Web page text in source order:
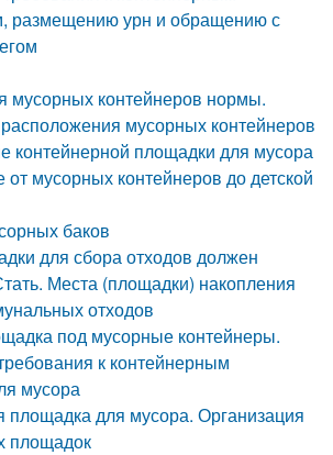
размещению урн и обращению с
мусорных контейнеров нормы.
мусорных контейнеров
контейнерной площадки для мусора
от мусорных контейнеров до детской
баков
для сбора отходов должен
Места (площадки) накопления
отходов
под мусорные контейнеры.
к контейнерным
мусора
площадка для мусора. Организация
площадок